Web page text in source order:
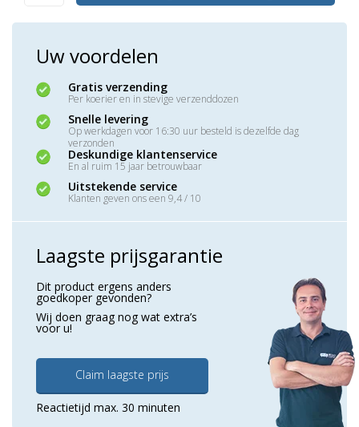
Uw voordelen
Gratis verzending
Per koerier en in stevige verzenddozen
Snelle levering
Op werkdagen voor 16:30 uur besteld is dezelfde dag
verzonden
Deskundige klantenservice
En al ruim 15 jaar betrouwbaar
Uitstekende service
Klanten geven ons een 9,4 / 10
Laagste prijsgarantie
Dit product ergens anders
goedkoper gevonden?
Wij doen graag nog wat extra’s
voor u!
Claim laagste prijs
Reactietijd max. 30 minuten